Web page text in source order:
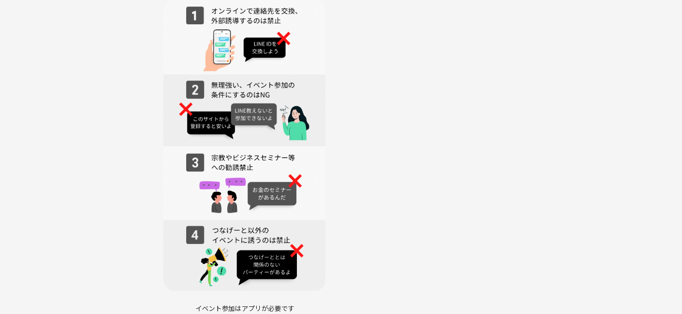
・街歩き、歴史、グルメ好きが集うアットホームな雰囲気！
・初参加＆一人参加も大歓迎。ほとんどの方が初めてです♪
・スタッフが話題提供や案内でしっかりフォロー。人見知りの方も自然と馴染めます。
・仕事や日常の枠を越え、趣味友・リフレッシュ・大阪の魅力再発見のチャンス！
・季節限定の写真スポット案内もあるので、思い出を残したい方にもおすすめ📸
・開催内容や風景写真、動画のSNS等への無許可投稿
サークルやイベントの輪を乱す行動をする方、運営側の指示に従っていただけない方や運営側が参加者様としてふさ
わしくないと判断した方は、参加をお断りする場合がございます。
歴史情緒あふれる街並みの中、朝からリフレッシュ＆大阪の奥深さを一緒に体感しましょう！ご参加お待ちしていま
イベント参加はアプリが必要です